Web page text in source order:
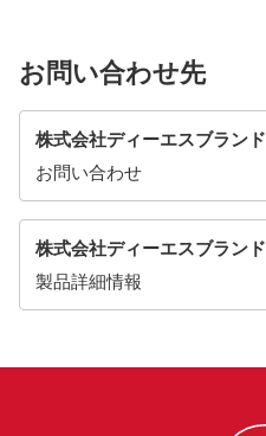
お問い合わせ先
株式会社ディーエスブランド
お問い合わせ
株式会社ディーエスブランド
製品詳細情報